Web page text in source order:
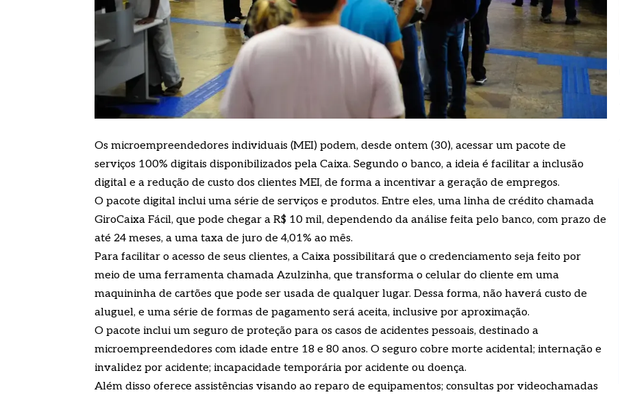
Os microempreendedores individuais (MEI) podem, desde ontem (30), acessar um pacote de
serviços 100% digitais disponibilizados pela Caixa. Segundo o banco, a ideia é facilitar a inclusão
digital e a redução de custo dos clientes MEI, de forma a incentivar a geração de empregos.
O pacote digital inclui uma série de serviços e produtos. Entre eles, uma linha de crédito chamada
GiroCaixa Fácil, que pode chegar a R$ 10 mil, dependendo da análise feita pelo banco, com prazo de
até 24 meses, a uma taxa de juro de 4,01% ao mês.
Para facilitar o acesso de seus clientes, a Caixa possibilitará que o credenciamento seja feito por
meio de uma ferramenta chamada Azulzinha, que transforma o celular do cliente em uma
maquininha de cartões que pode ser usada de qualquer lugar. Dessa forma, não haverá custo de
aluguel, e uma série de formas de pagamento será aceita, inclusive por aproximação.
O pacote inclui um seguro de proteção para os casos de acidentes pessoais, destinado a
microempreendedores com idade entre 18 e 80 anos. O seguro cobre morte acidental; internação e
invalidez por acidente; incapacidade temporária por acidente ou doença.
Além disso oferece assistências visando ao reparo de equipamentos; consultas por videochamadas